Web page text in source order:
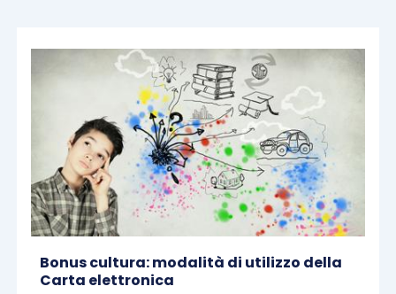
Bonus cultura: modalità di utilizzo della
Carta elettronica